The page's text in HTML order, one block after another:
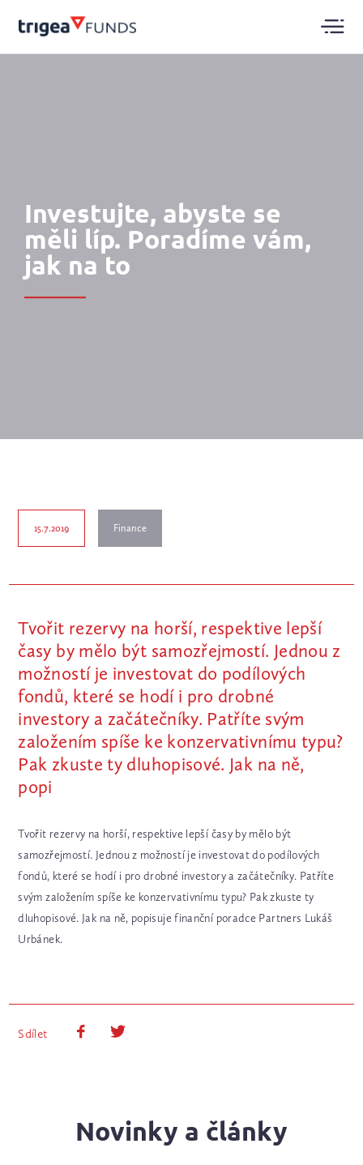
Investujte, abyste se
měli líp. Poradíme vám,
jak na to
15.7.2019 Finance
Tvořit rezervy na horší, respektive lepší
časy by mělo být samozřejmostí. Jednou z
možností je investovat do podílových
fondů, které se hodí i pro drobné
investory a začátečníky. Patříte svým
založením spíše ke konzervativnímu typu?
Pak zkuste ty dluhopisové. Jak na ně,
popi
Tvořit rezervy na horší, respektive lepší časy by mělo být
samozřejmostí. Jednou z možností je investovat do podílových
fondů, které se hodí i pro drobné investory a začátečníky. Patříte
svým založením spíše ke konzervativnímu typu? Pak zkuste ty
dluhopisové. Jak na ně, popisuje finanční poradce Partners Lukáš
Urbánek.
Sdílet
Novinky a články